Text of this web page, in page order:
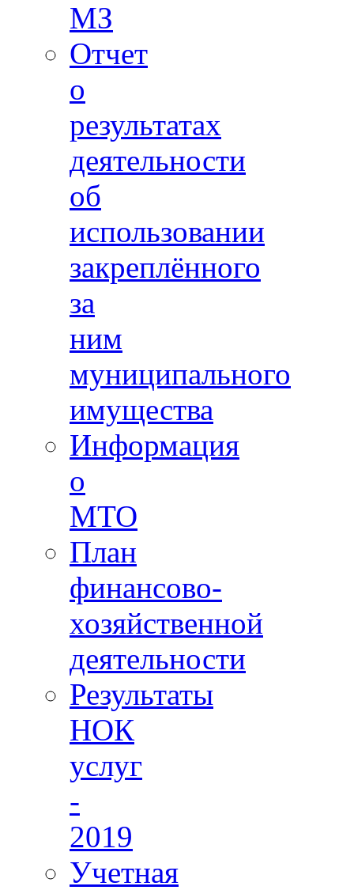
МЗ
Отчет
о
результатах
деятельности
об
использовании
закреплённого
за
ним
муниципального
имущества
Информация
о
МТО
План
финансово-
хозяйственной
деятельности
Результаты
НОК
услуг
-
2019
Учетная